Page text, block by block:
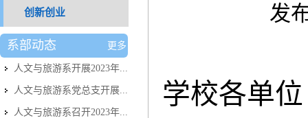
创新创业
系部动态 更多
人文与旅游系开展2023年...
人文与旅游系党总支开展...
人文与旅游系召开2023年...
发
学校各单